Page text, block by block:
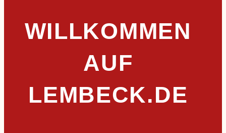
WILLKOMMEN
AUF
LEMBECK.DE